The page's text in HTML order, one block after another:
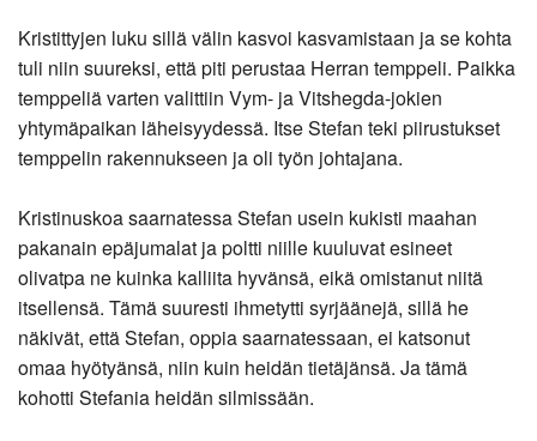
Kristittyjen luku sillä välin kasvoi kasvamistaan ja se kohta
tuli niin suureksi, että piti perustaa Herran temppeli. Paikka
temppeliä varten valittiin Vym- ja Vitshegda-jokien
yhtymäpaikan läheisyydessä. Itse Stefan teki piirustukset
temppelin rakennukseen ja oli työn johtajana.
Kristinuskoa saarnatessa Stefan usein kukisti maahan
pakanain epäjumalat ja poltti niille kuuluvat esineet
olivatpa ne kuinka kalliita hyvänsä, eikä omistanut niitä
itsellensä. Tämä suuresti ihmetytti syrjäänejä, sillä he
näkivät, että Stefan, oppia saarnatessaan, ei katsonut
omaa hyötyänsä, niin kuin heidän tietäjänsä. Ja tämä
kohotti Stefania heidän silmissään.